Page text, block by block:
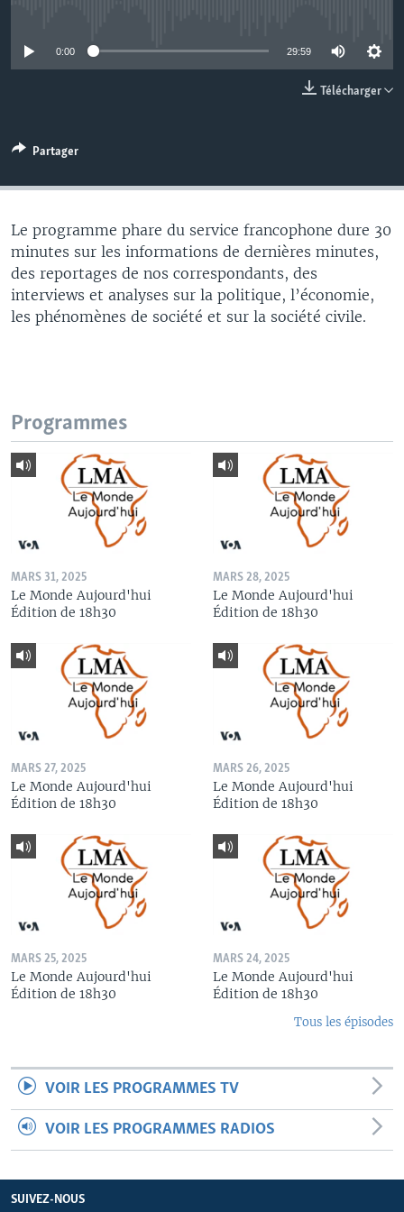
0:00 29:59
Télécharger
Partager
Le programme phare du service francophone dure 30
minutes sur les informations de dernières minutes,
des reportages de nos correspondants, des
interviews et analyses sur la politique, l’économie,
les phénomènes de société et sur la société civile.
Programmes
MARS 31, 2025
Le Monde Aujourd'hui
Édition de 18h30
MARS 28, 2025
Le Monde Aujourd'hui
Édition de 18h30
MARS 27, 2025
Le Monde Aujourd'hui
Édition de 18h30
MARS 26, 2025
Le Monde Aujourd'hui
Édition de 18h30
MARS 25, 2025
Le Monde Aujourd'hui
Édition de 18h30
MARS 24, 2025
Le Monde Aujourd'hui
Édition de 18h30
Tous les épisodes
VOIR LES PROGRAMMES TV
VOIR LES PROGRAMMES RADIOS
SUIVEZ-NOUS